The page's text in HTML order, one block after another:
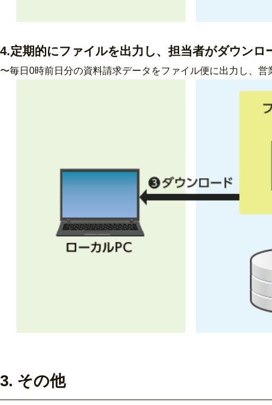
4.定期的にファイルを出力し、担当者がダウンロ
〜毎日0時前日分の資料請求データをファイル便に出力し、
3. その他